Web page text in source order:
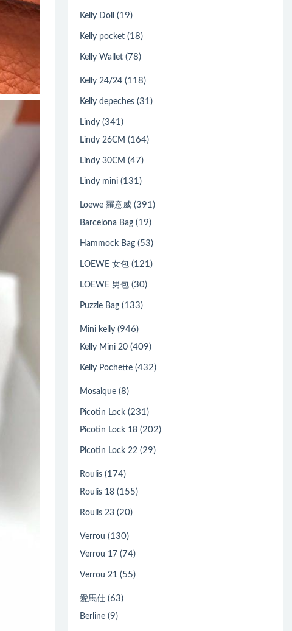
Kelly Doll (19)
Kelly pocket (18)
Kelly Wallet (78)
Kelly 24/24 (118)
Kelly depeches (31)
Lindy (341)
Lindy 26CM (164)
Lindy 30CM (47)
Lindy mini (131)
Loewe 羅意威 (391)
Barcelona Bag (19)
Hammock Bag (53)
LOEWE 女包 (121)
LOEWE 男包 (30)
Puzzle Bag (133)
Mini kelly (946)
Kelly Mini 20 (409)
Kelly Pochette (432)
Mosaique (8)
Picotin Lock (231)
Picotin Lock 18 (202)
Picotin Lock 22 (29)
Roulis (174)
Roulis 18 (155)
Roulis 23 (20)
Verrou (130)
Verrou 17 (74)
Verrou 21 (55)
愛馬仕 (63)
Berline (9)